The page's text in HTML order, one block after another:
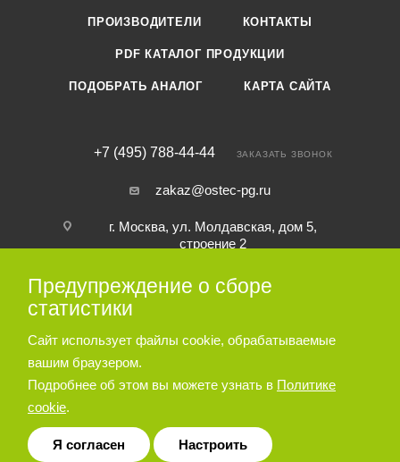
ПРОИЗВОДИТЕЛИ КОНТАКТЫ
PDF КАТАЛОГ ПРОДУКЦИИ
ПОДОБРАТЬ АНАЛОГ КАРТА САЙТА
+7 (495) 788-44-44 ЗАКАЗАТЬ ЗВОНОК
zakaz@ostec-pg.ru
г. Москва, ул. Молдавская, дом 5,
строение 2
ПОДПИСАТЬСЯ НА РАССЫЛКУ
ПОЛИТИКА КОНФИДЕНЦИАЛЬНОСТИ
© 2026 Пневматическое и гидравлическое оборудование ООО
«Остек-АртТул»
Предупреждение о сборе
статистики
Сайт использует файлы cookie, обрабатываемые
вашим браузером.
Подробнее об этом вы можете узнать в Политике
cookie.
Я согласен Настроить